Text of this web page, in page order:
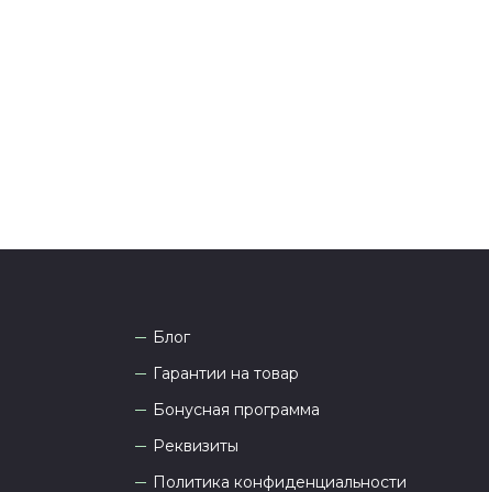
Блог
Гарантии на товар
Бонусная программа
Реквизиты
Политика конфиденциальности